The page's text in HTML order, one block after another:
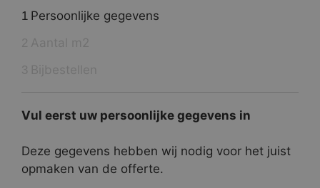
1 Persoonlijke gegevens
Vul eerst uw persoonlijke gegevens in
Deze gegevens hebben wij nodig voor het juist
opmaken van de offerte.